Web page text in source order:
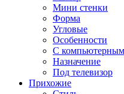
Мини стенки
Форма
Угловые
Особенности
С
Назначение
Под телевизор
Прихожие